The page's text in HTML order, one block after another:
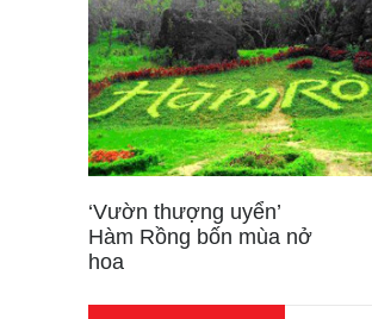
‘Vườn thượng uyển’
Hàm Rồng bốn mùa nở
hoa